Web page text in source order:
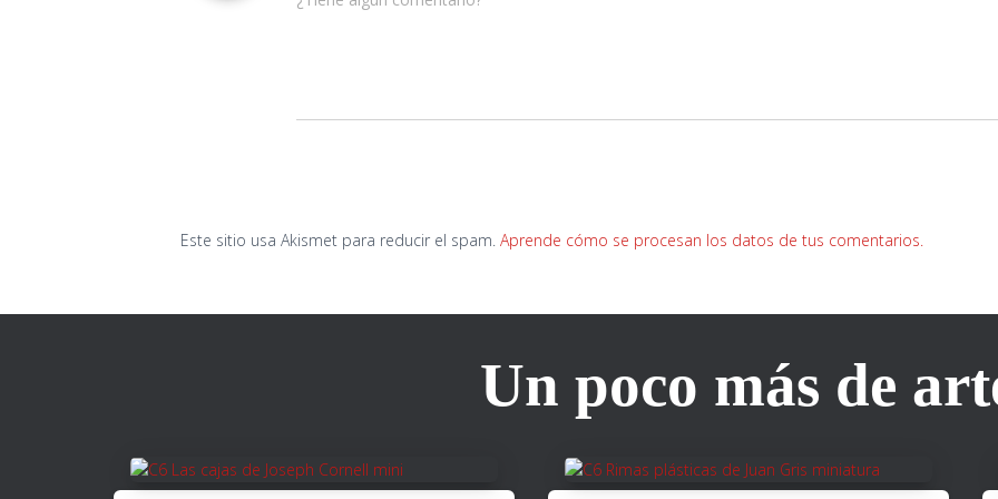
Este sitio usa Akismet para reducir el spam. Aprende cómo se procesan los datos de tus comentarios.
Un poco más de